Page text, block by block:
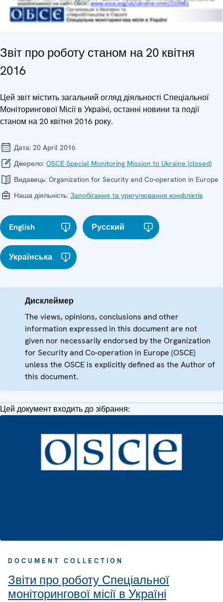
Звіт про роботу станом на 20 квітня
2016
Цей звіт містить загальний огляд діяльності Спеціальної
Моніторингової Місії в Україні, останні новини та події
станом на 20 квітня 2016 року.
Дата: 20 April 2016
Джерело: OSCE Special Monitoring Mission to Ukraine (closed)
Видавець: Organization for Security and Co-operation in Europe
Наша діяльність: Запобігання та урегулювання конфліктів
English Русский
Українська
Дисклеймер
The views, opinions, conclusions and other
information expressed in this document are not
given nor necessarily endorsed by the Organization
for Security and Co-operation in Europe (OSCE)
unless the OSCE is explicitly defined as the Author of
this document.
Цей документ входить до зібрання:
DOCUMENT COLLECTION
Звіти про роботу Спеціальної
моніторингової місії в Україні